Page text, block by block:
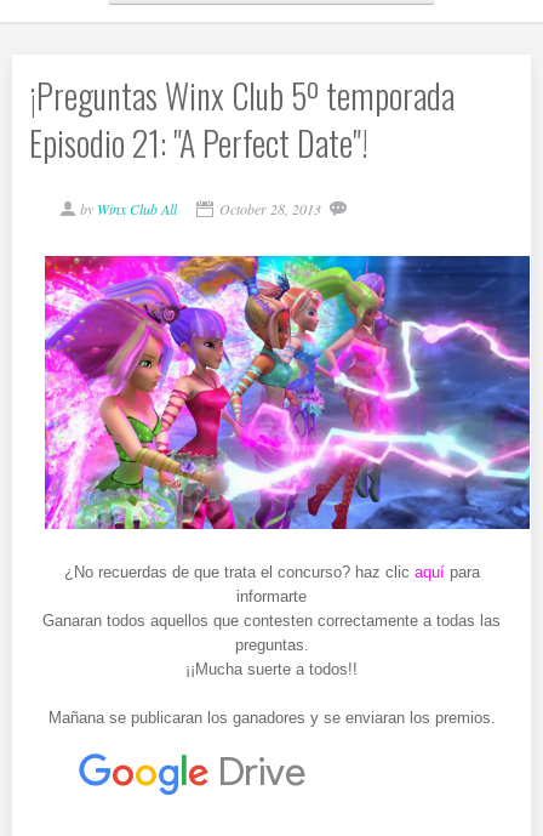
¡Preguntas Winx Club 5º temporada
Episodio 21: "A Perfect Date"!
by Winx Club All October 28, 2013
¿No recuerdas de que trata el concurso? haz clic aquípara
informarte
Ganaran todos aquellos que contesten correctamente a todas las
preguntas.
¡¡Mucha suerte a todos!!
Mañana se publicaran los ganadores y se enviaran los premios.